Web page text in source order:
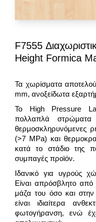
F7555
Height Formica
Τα χωρίσματα
mm, ανοξείδωτα
Το High Pressure
πολλαπλά
θερμοσκληρυνόμενες
(>7 MPa) και
κατά το στάδιο της
συμπαγές προϊόν.
Ιδανικό για υγρούς
Είναι απρόσβλητο
μάζα του όσο και στην
είναι ιδιαίτερα
φωτογήρανση, ενώ